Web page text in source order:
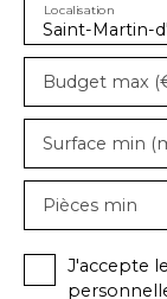
Saint-Martin-
Localisation
Budget max
Surface min
Pièces min
J'accepte